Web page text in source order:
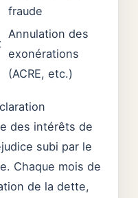
fraude
Annulation des
exonérations
(ACRE, etc.)
des intérêts de
subi par le
Chaque mois de
de la dette,